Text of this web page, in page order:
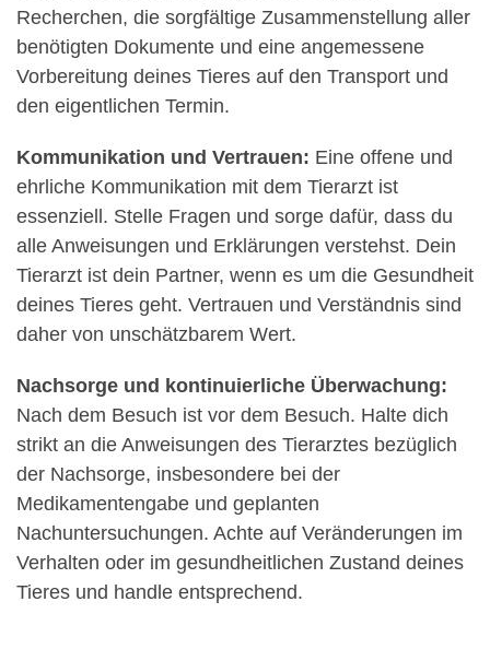
Recherchen, die sorgfältige Zusammenstellung aller
benötigten Dokumente und eine angemessene
Vorbereitung deines Tieres auf den Transport und
den eigentlichen Termin.
Kommunikation und Vertrauen: Eine offene und
ehrliche Kommunikation mit dem Tierarzt ist
essenziell. Stelle Fragen und sorge dafür, dass du
alle Anweisungen und Erklärungen verstehst. Dein
Tierarzt ist dein Partner, wenn es um die Gesundheit
deines Tieres geht. Vertrauen und Verständnis sind
daher von unschätzbarem Wert.
Nachsorge und kontinuierliche Überwachung:
Nach dem Besuch ist vor dem Besuch. Halte dich
strikt an die Anweisungen des Tierarztes bezüglich
der Nachsorge, insbesondere bei der
Medikamentengabe und geplanten
Nachuntersuchungen. Achte auf Veränderungen im
Verhalten oder im gesundheitlichen Zustand deines
Tieres und handle entsprechend.